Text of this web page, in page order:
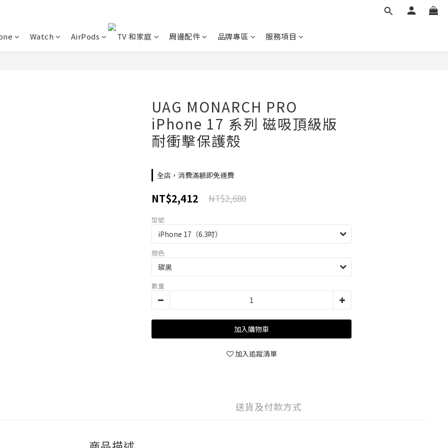
Watch AirPods TV 和家庭 周邊配件 品牌專區 服務項目
UAG MONARCH PRO
iPhone 17 系列 磁吸頂級版
耐衝擊保護殼
全店，消費滿額即免運費
NT$2,412 NT$2,680
型號
顏色
數量
加入購物車
加入追蹤清單
送貨及付款方式